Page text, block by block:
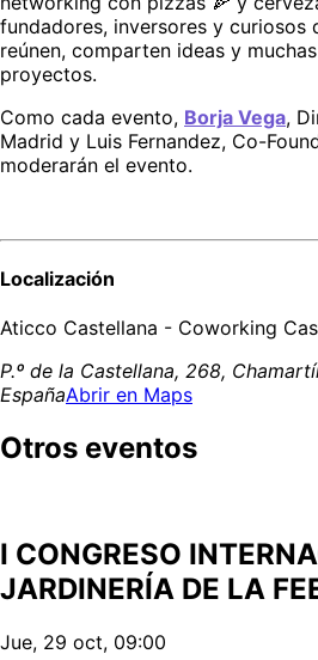
fundadores, inversores y curiosos
reúnen, comparten ideas y
proyectos.
Como cada evento, Borja Vega,
Madrid y Luis Fernandez, Co-
moderarán el evento.
Localización
Aticco Castellana - Coworking
P.º de la Castellana, 268,
EspañaAbrir en Maps
Otros eventos
I CONGRESO
JARDINERÍA DE LA
Jue, 29 oct, 09:00